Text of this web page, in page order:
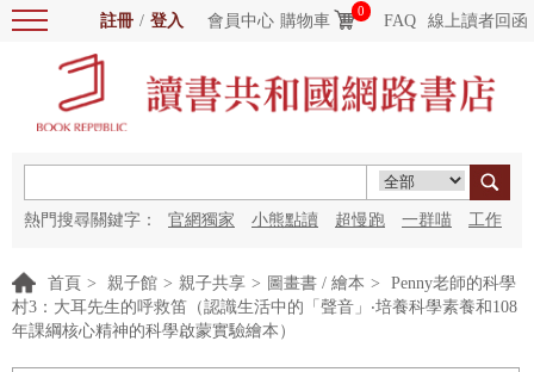
註冊 / 登入 會員中心 購物車
0
FAQ 線上讀者回函
熱門搜尋關鍵字： 官網獨家 小熊點讀 超慢跑 一群喵 工作
首頁 > 親子館 > 親子共享 > 圖畫書 / 繪本 >
Penny老師的科學
村3：大耳先生的呼救笛（認識生活中的「聲音」‧培養科學素養和108
年課綱核心精神的科學啟蒙實驗繪本）